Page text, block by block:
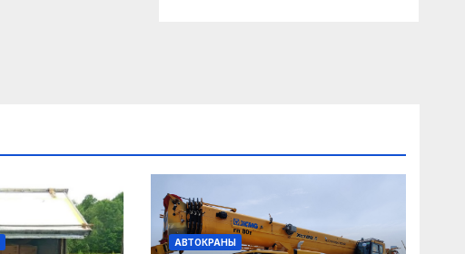
АВТОКРАНЫ